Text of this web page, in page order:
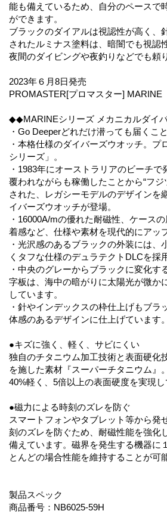
能も備えているため、自分のペースで
ができます。
ブラックのダイアルは視認性が高く、
されたルミナス塗料は、暗闇でも視認
夜間のダイビングや夜釣りなどでも頼
2023年６月8日発売
PROMASTER[プロマスター] MARINE
◆◆MARINEシリーズ メカニカルダイ
・Go Deeperどれだけ潜っても届くこ
・本格仕様のダイバーズウオッチ。プ
シリーズ」。
・1983年にオーストラリアのビーチで
覆われながらも稼働したことから“フジ
された、レガシーモデルのデザインを
イバーズウオッチが登場。
・16000A/mの優れた耐磁性、ケース
着感など、仕様や素材を現代的にアッ
・光沢感のあるブラックの外装には、
くタフな仕様のデュラテクトDLCを採用
・中央のグレーからブラックに変化す
字板は、海中の暗がりに太陽光が微か
しています。
・針やインデックスの枠仕上げもブラ
体感のあるデザインに仕上げています。
●キズに強く、軽く、サビにくい
独自のチタニウム加工技術と表面硬化
を施した素材『スーパーチタニウム』
40%軽く、5倍以上の表面硬度を実現し
●磁力による時刻のズレを防ぐ
スマートフォンやタブレット等から発
刻のズレを防ぐため、耐磁性能を強化
備えています。磁界を発生する機器に
とんどの場合性能を維持することが可
製品スペック
商品番号：NB6025-59H